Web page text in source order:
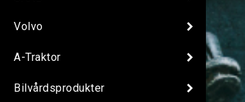
Volvo
A-Traktor
Bilvårdsprodukter